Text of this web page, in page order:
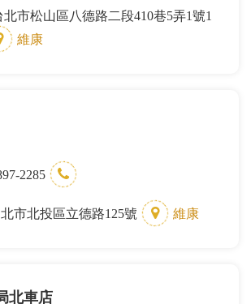
北市松山區八德路二段410巷5弄1號1
維康
2285
市北投區立德路125號 維康
北車店